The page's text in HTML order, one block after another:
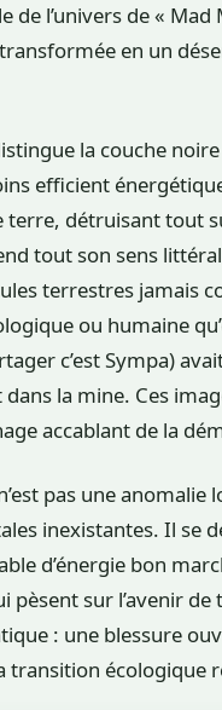
de l’univers de «
en un
la couche
efficient
détruisant tout
tout son sens
terrestres jamais
ou humaine
c’est Sympa)
la mine. Ces
accablant de la
pas une
inexistantes. Il se
d’énergie bon
sur l’avenir
: une blessure
transition